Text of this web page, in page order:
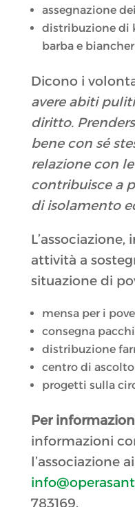
assegnazione
distribuzione di
barba e
Dicono i
avere abiti
diritto.
bene con sé
relazione con
contribuisce a
di isolamento
attività a
situazione di
mensa per i
consegna
distribuzione
centro di ascolto
progetti sulla
Per
informazioni
l’associazione
783169.